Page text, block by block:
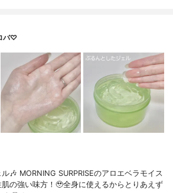
バ♡
🎶 MORNING SURPRISEのアロエベラモイス
の強い味方！🥹全身に使えるからとりあえず